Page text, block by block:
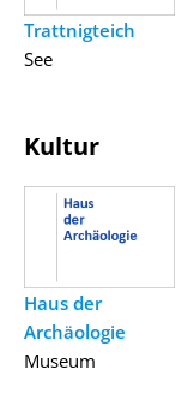
Trattnigteich
See
Kultur
Haus der
Archäologie
Museum